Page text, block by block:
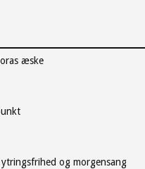
æske
og morgensang